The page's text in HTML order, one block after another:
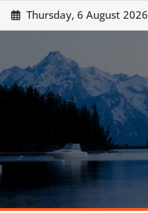
Skip
to
Thursday, 6 August 2026